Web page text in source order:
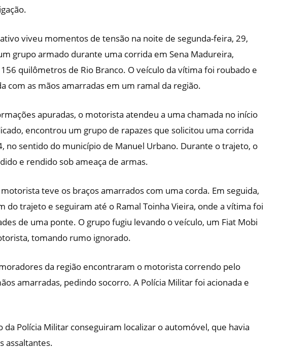
viveu momentos de tensão na noite de segunda-feira, 29,
grupo armado durante uma corrida em Sena Madureira,
quilômetros de Rio Branco. O veículo da vítima foi roubado e
com as mãos amarradas em um ramal da região.
apuradas, o motorista atendeu a uma chamada no início
encontrou um grupo de rapazes que solicitou uma corrida
no sentido do município de Manuel Urbano. Durante o trajeto, o
e rendido sob ameaça de armas.
teve os braços amarrados com uma corda. Em seguida,
do trajeto e seguiram até o Ramal Toinha Vieira, onde a vítima foi
de uma ponte. O grupo fugiu levando o veículo, um Fiat Mobi
tomando rumo ignorado.
da região encontraram o motorista correndo pelo
amarradas, pedindo socorro. A Polícia Militar foi acionada e
da Polícia Militar conseguiram localizar o automóvel, que havia
assaltantes.